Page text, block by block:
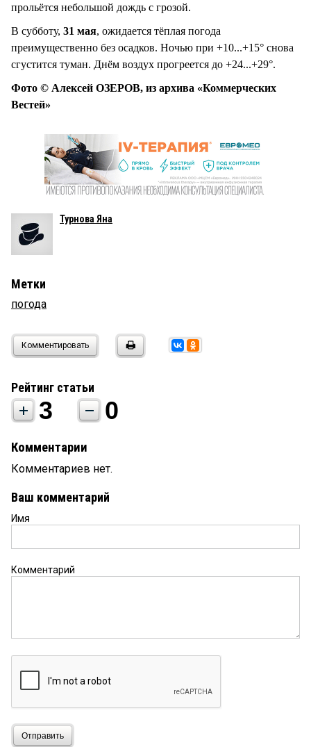
прольётся небольшой дождь с грозой.
В субботу, 31 мая, ожидается тёплая погода
преимущественно без осадков. Ночью при +10...+15° снова
сгустится туман. Днём воздух прогреется до +24...+29°.
Фото © Алексей ОЗЕРОВ, из архива «Коммерческих
Вестей»
Турнова Яна
Метки
погода
Комментировать
Рейтинг статьи
3 0
Комментарии
Комментариев нет.
Ваш комментарий
Имя
Комментарий
Отправить